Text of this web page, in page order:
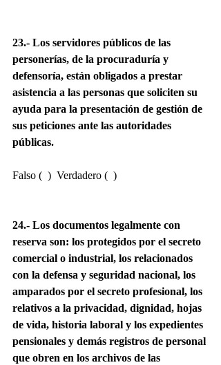
23.- Los servidores públicos de las
personerías, de la procuraduría y
defensoría, están obligados a prestar
asistencia a las personas que soliciten su
ayuda para la presentación de gestión de
sus peticiones ante las autoridades
públicas.
Falso (  )  Verdadero (  )
24.- Los documentos legalmente con
reserva son: los protegidos por el secreto
comercial o industrial, los relacionados
con la defensa y seguridad nacional, los
amparados por el secreto profesional, los
relativos a la privacidad, dignidad, hojas
de vida, historia laboral y los expedientes
pensionales y demás registros de personal
que obren en los archivos de las